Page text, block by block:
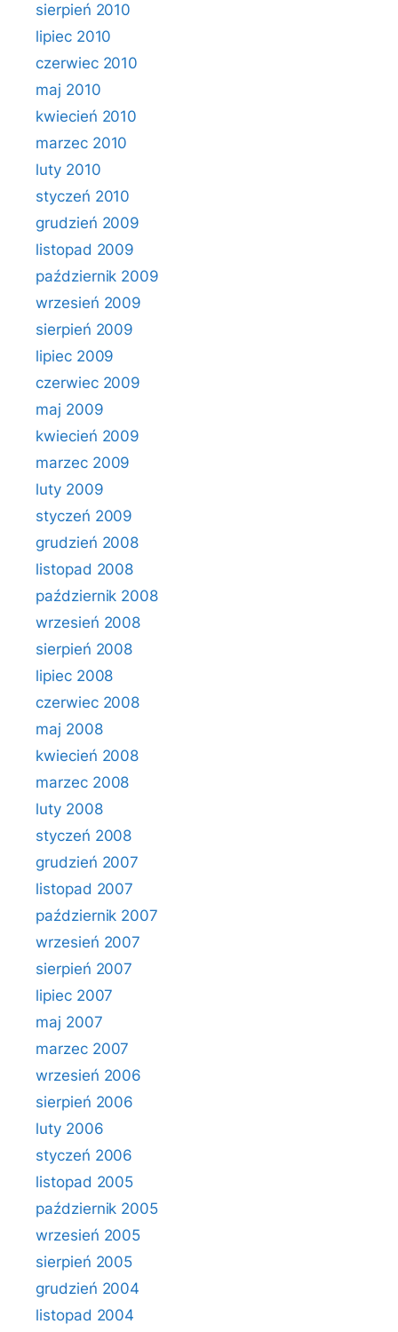
sierpień 2010
lipiec 2010
czerwiec 2010
maj 2010
kwiecień 2010
marzec 2010
luty 2010
styczeń 2010
grudzień 2009
listopad 2009
październik 2009
wrzesień 2009
sierpień 2009
lipiec 2009
czerwiec 2009
maj 2009
kwiecień 2009
marzec 2009
luty 2009
styczeń 2009
grudzień 2008
listopad 2008
październik 2008
wrzesień 2008
sierpień 2008
lipiec 2008
czerwiec 2008
maj 2008
kwiecień 2008
marzec 2008
luty 2008
styczeń 2008
grudzień 2007
listopad 2007
październik 2007
wrzesień 2007
sierpień 2007
lipiec 2007
maj 2007
marzec 2007
wrzesień 2006
sierpień 2006
luty 2006
styczeń 2006
listopad 2005
październik 2005
wrzesień 2005
sierpień 2005
grudzień 2004
listopad 2004